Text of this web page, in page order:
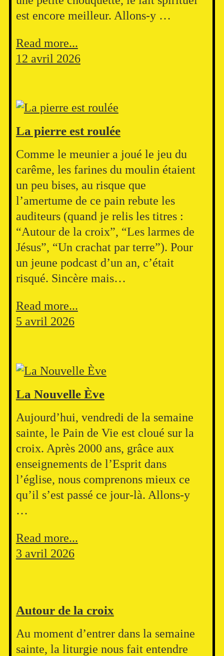
est encore meilleur. Allons-y …
Read more...
12 avril 2026
La pierre est roulée
Comme le meunier a joué le jeu du
carême, les farines du moulin étaient
un peu bises, au risque que
l’amertume de ce pain rebute les
auditeurs (quand je relis les titres :
“Autour de la croix”, “Les larmes de
Jésus”, “Un crachat par terre”). Pour
un jeune podcast d’un an, c’était
risqué. Sincère mais…
Read more...
5 avril 2026
La Nouvelle Ève
Aujourd’hui, vendredi de la semaine
sainte, le Pain de Vie est cloué sur la
croix. Après 2000 ans, grâce aux
enseignements de l’Esprit dans
l’église, nous comprenons mieux ce
qu’il s’est passé ce jour-là. Allons-y
…
Read more...
3 avril 2026
Autour de la croix
Au moment d’entrer dans la semaine
sainte, la liturgie nous fait entendre